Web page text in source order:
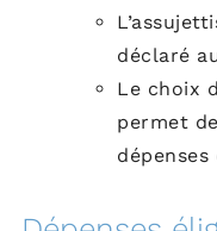
déclaré
Le choix
permet
dépenses